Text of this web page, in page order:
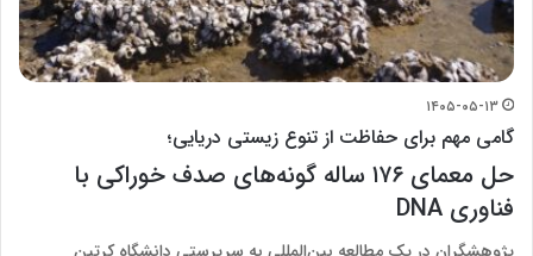
۱۴۰۵-۰۵-۱۳
گامی مهم برای حفاظت از تنوع زیستی دریایی؛
حل معمای ۱۷۶ ساله گونه‌های صدف خوراکی با
فناوری DNA